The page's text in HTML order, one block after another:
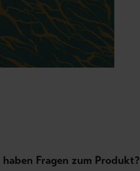
haben Fragen zum Produkt?